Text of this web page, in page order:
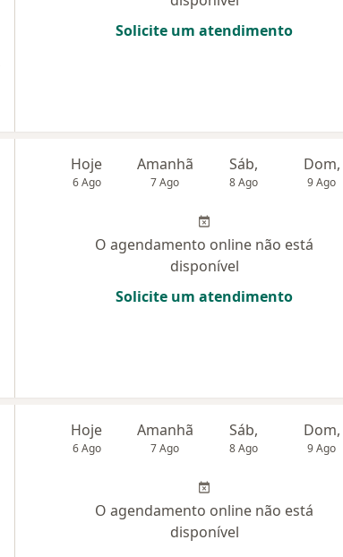
Solicite um atendimento
Hoje
6 Ago
Amanhã
7 Ago
Sáb,
8 Ago
Dom,
9 Ago
O agendamento online não está
disponível
Solicite um atendimento
Hoje
6 Ago
Amanhã
7 Ago
Sáb,
8 Ago
Dom,
9 Ago
O agendamento online não está
disponível